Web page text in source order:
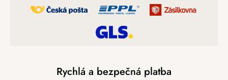
Rychlá a bezpečná platba